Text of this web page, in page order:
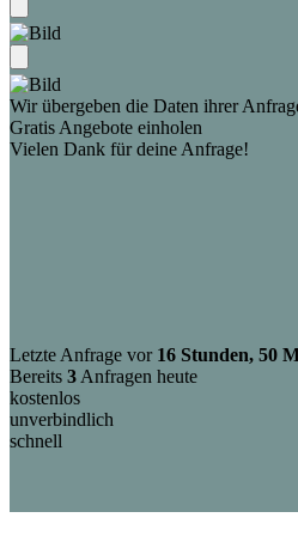
Wir übergeben die Daten ihrer
Gratis Angebote einholen
Vielen Dank für deine Anfrage!
Letzte Anfrage vor 16 Stunden, 50
Bereits 3 Anfragen heute
kostenlos
unverbindlich
schnell